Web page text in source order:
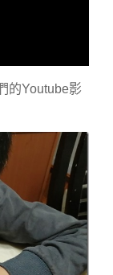
的Youtube影